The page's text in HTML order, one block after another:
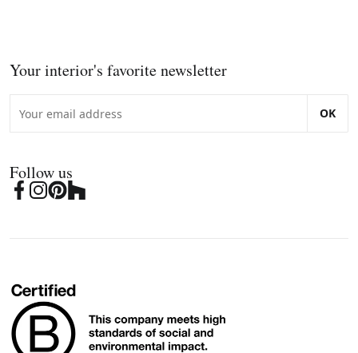
Your interior's favorite newsletter
OK
Follow us